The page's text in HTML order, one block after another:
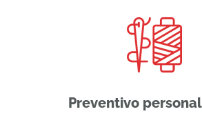
Preventivo